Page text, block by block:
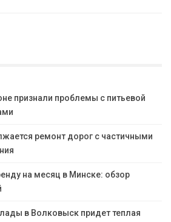
признали проблемы с питьевой
ремонт дорог с частичными
на месяц в Минске: обзор
в Волковыск придет теплая